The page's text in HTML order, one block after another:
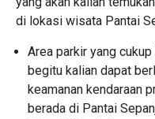
di lokasi wisata Pantai
Area parkir yang
begitu kalian dapat
keamanan kendaraan
berada di Pantai